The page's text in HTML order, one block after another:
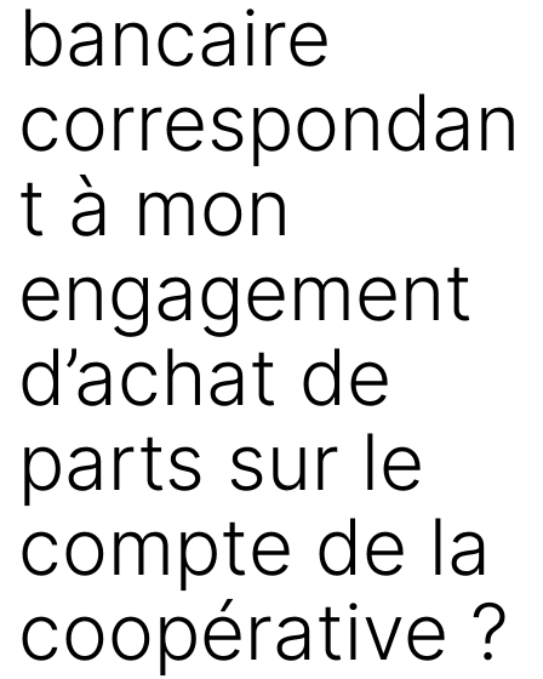
bancaire
correspondan
t à mon
engagement
d’achat de
parts sur le
compte de la
coopérative ?